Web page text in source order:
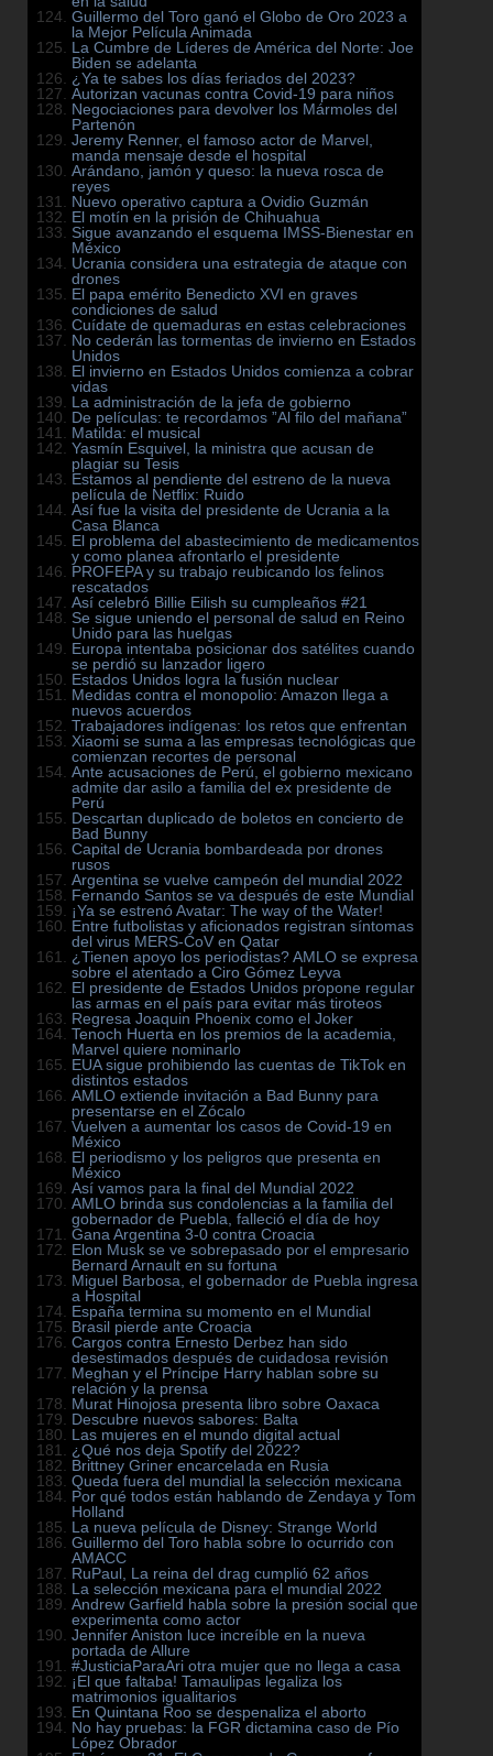
Guillermo del Toro ganó el Globo de Oro 2023 a
la Mejor Película Animada
La Cumbre de Líderes de América del Norte: Joe
Biden se adelanta
¿Ya te sabes los días feriados del 2023?
Autorizan vacunas contra Covid-19 para niños
Negociaciones para devolver los Mármoles del
Partenón
Jeremy Renner, el famoso actor de Marvel,
manda mensaje desde el hospital
Arándano, jamón y queso: la nueva rosca de
reyes
Nuevo operativo captura a Ovidio Guzmán
El motín en la prisión de Chihuahua
Sigue avanzando el esquema IMSS-Bienestar en
México
Ucrania considera una estrategia de ataque con
drones
El papa emérito Benedicto XVI en graves
condiciones de salud
Cuídate de quemaduras en estas celebraciones
No cederán las tormentas de invierno en Estados
Unidos
El invierno en Estados Unidos comienza a cobrar
vidas
La administración de la jefa de gobierno
De películas: te recordamos ”Al filo del mañana”
Matilda: el musical
Yasmín Esquivel, la ministra que acusan de
plagiar su Tesis
Estamos al pendiente del estreno de la nueva
película de Netflix: Ruido
Así fue la visita del presidente de Ucrania a la
Casa Blanca
El problema del abastecimiento de medicamentos
y como planea afrontarlo el presidente
PROFEPA y su trabajo reubicando los felinos
rescatados
Así celebró Billie Eilish su cumpleaños #21
Se sigue uniendo el personal de salud en Reino
Unido para las huelgas
Europa intentaba posicionar dos satélites cuando
se perdió su lanzador ligero
Estados Unidos logra la fusión nuclear
Medidas contra el monopolio: Amazon llega a
nuevos acuerdos
Trabajadores indígenas: los retos que enfrentan
Xiaomi se suma a las empresas tecnológicas que
comienzan recortes de personal
Ante acusaciones de Perú, el gobierno mexicano
admite dar asilo a familia del ex presidente de
Perú
Descartan duplicado de boletos en concierto de
Bad Bunny
Capital de Ucrania bombardeada por drones
rusos
Argentina se vuelve campeón del mundial 2022
Fernando Santos se va después de este Mundial
¡Ya se estrenó Avatar: The way of the Water!
Entre futbolistas y aficionados registran síntomas
del virus MERS-CoV en Qatar
¿Tienen apoyo los periodistas? AMLO se expresa
sobre el atentado a Ciro Gómez Leyva
El presidente de Estados Unidos propone regular
las armas en el país para evitar más tiroteos
Regresa Joaquin Phoenix como el Joker
Tenoch Huerta en los premios de la academia,
Marvel quiere nominarlo
EUA sigue prohibiendo las cuentas de TikTok en
distintos estados
AMLO extiende invitación a Bad Bunny para
presentarse en el Zócalo
Vuelven a aumentar los casos de Covid-19 en
México
El periodismo y los peligros que presenta en
México
Así vamos para la final del Mundial 2022
AMLO brinda sus condolencias a la familia del
gobernador de Puebla, falleció el día de hoy
Gana Argentina 3-0 contra Croacia
Elon Musk se ve sobrepasado por el empresario
Bernard Arnault en su fortuna
Miguel Barbosa, el gobernador de Puebla ingresa
a Hospital
España termina su momento en el Mundial
Brasil pierde ante Croacia
Cargos contra Ernesto Derbez han sido
desestimados después de cuidadosa revisión
Meghan y el Príncipe Harry hablan sobre su
relación y la prensa
Murat Hinojosa presenta libro sobre Oaxaca
Descubre nuevos sabores: Balta
Las mujeres en el mundo digital actual
¿Qué nos deja Spotify del 2022?
Brittney Griner encarcelada en Rusia
Queda fuera del mundial la selección mexicana
Por qué todos están hablando de Zendaya y Tom
Holland
La nueva película de Disney: Strange World
Guillermo del Toro habla sobre lo ocurrido con
AMACC
RuPaul, La reina del drag cumplió 62 años
La selección mexicana para el mundial 2022
Andrew Garfield habla sobre la presión social que
experimenta como actor
Jennifer Aniston luce increíble en la nueva
portada de Allure
#JusticiaParaAri otra mujer que no llega a casa
¡El que faltaba! Tamaulipas legaliza los
matrimonios igualitarios
En Quintana Roo se despenaliza el aborto
No hay pruebas: la FGR dictamina caso de Pío
López Obrador